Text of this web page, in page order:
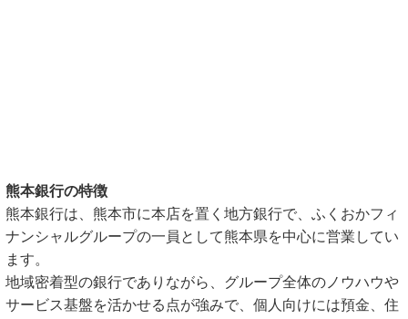
熊本銀行の特徴
熊本銀行は、熊本市に本店を置く地方銀行で、ふくおかフィ
ナンシャルグループの一員として熊本県を中心に営業してい
ます。
地域密着型の銀行でありながら、グループ全体のノウハウや
サービス基盤を活かせる点が強みで、個人向けには預金、住